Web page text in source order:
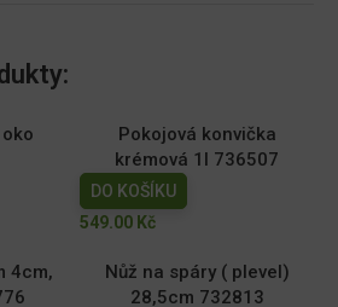
Pokojová konvička
krémová 1l 736507
DO KOŠÍKU
549.00 Kč
4cm,
Nůž na spáry ( plevel)
28,5cm 732813